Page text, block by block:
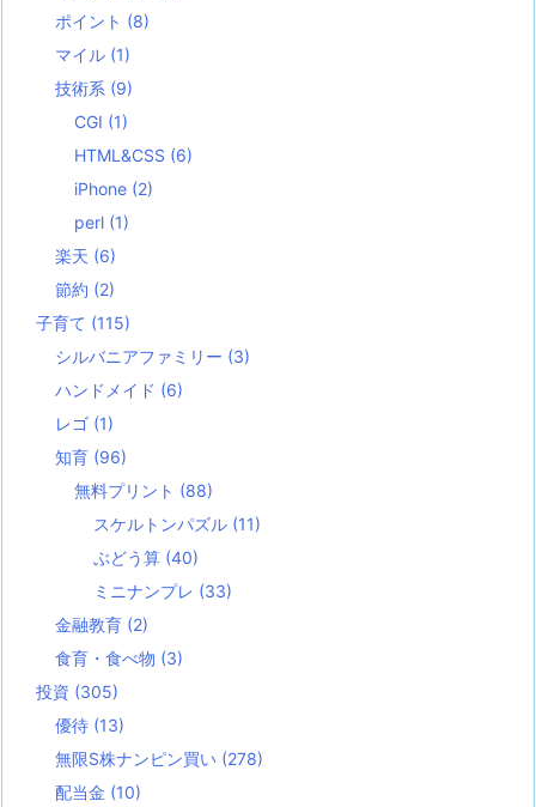
ポイント (8)
マイル (1)
技術系 (9)
CGI (1)
HTML&CSS (6)
iPhone (2)
perl (1)
楽天 (6)
節約 (2)
子育て (115)
シルバニアファミリー (3)
ハンドメイド (6)
レゴ (1)
知育 (96)
無料プリント (88)
スケルトンパズル (11)
ぶどう算 (40)
ミニナンプレ (33)
金融教育 (2)
食育・食べ物 (3)
投資 (305)
優待 (13)
無限S株ナンピン買い (278)
配当金 (10)